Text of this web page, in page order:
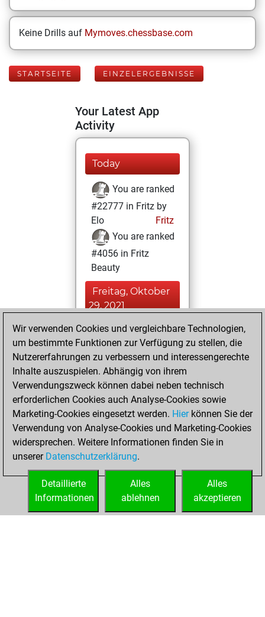
Keine Drills auf Mymoves.chessbase.com
STARTSEITE EINZELERGEBNISSE
Your Latest App
Activity
Today
You are ranked
#22777 in Fritz by
Elo
Fritz
You are ranked
#4056 in Fritz
Beauty
Freitag, Oktober
29, 2021
You achieved a
BeautyScore of 83
Fritz
achieved a new Elo
of 1458
Dienstag, April
20, 2021
You created
your Fritz account
Wir verwenden Cookies und vergleichbare Technologien,
um bestimmte Funktionen zur Verfügung zu stellen, die
Nutzererfahrungen zu verbessern und interessengerechte
Inhalte auszuspielen. Abhängig von ihrem
Verwendungszweck können dabei neben technisch
erforderlichen Cookies auch Analyse-Cookies sowie
Marketing-Cookies eingesetzt werden. Hierkönnen Sie der
Verwendung von Analyse-Cookies und Marketing-Cookies
widersprechen. Weitere Informationen finden Sie in
unserer Datenschutzerklärung.
Alles
akzeptieren
Alles
ablehnen
Detaillierte
Informationen